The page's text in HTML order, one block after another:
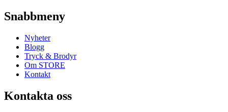
Snabbmeny
Nyheter
Blogg
Tryck & Brodyr
Om STORE
Kontakt
Kontakta oss